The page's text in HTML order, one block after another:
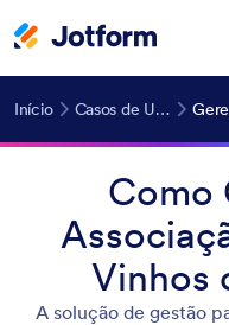
Início Casos de Uso
Como
Vinhos
A solução de gestão